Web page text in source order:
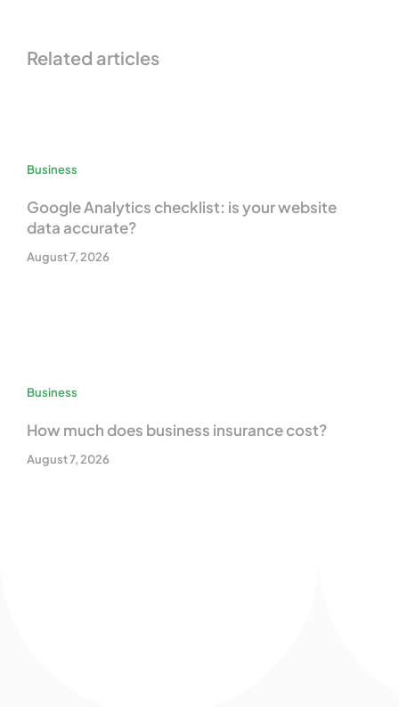
Related articles
Business
Google Analytics checklist: is your website
data accurate?
August 7, 2026
Business
How much does business insurance cost?
August 7, 2026